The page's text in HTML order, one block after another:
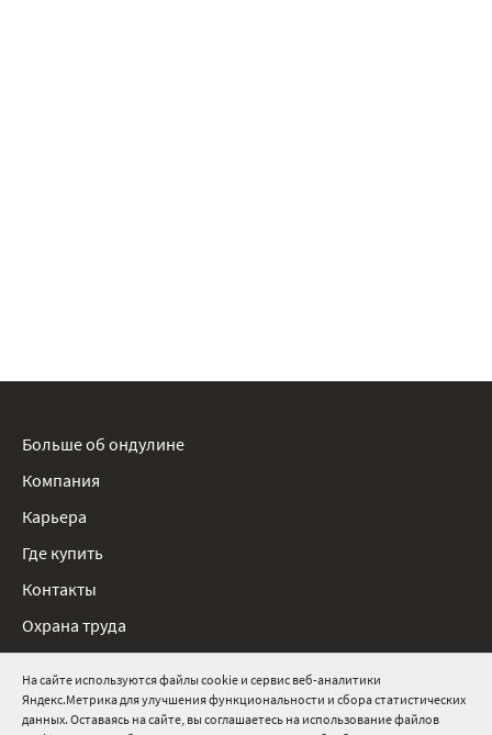
На сайте используются файлы cookie и сервис веб-аналитики
Яндекс.Метрика для улучшения функциональности и сбора статистических
данных. Оставаясь на сайте, вы соглашаетесь на использование файлов
8 800 511 91 82
Больше об ондулине
Компания
Карьера
Где купить
Контакты
Охрана труда